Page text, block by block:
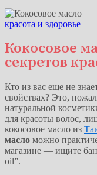
красота и здоровье
Кокосовое
секретов
Кто из вас еще не
свойствах? Это,
натуральной
для красоты волос,
кокосовое масло из
масло можно
магазине — ищите
oil”.